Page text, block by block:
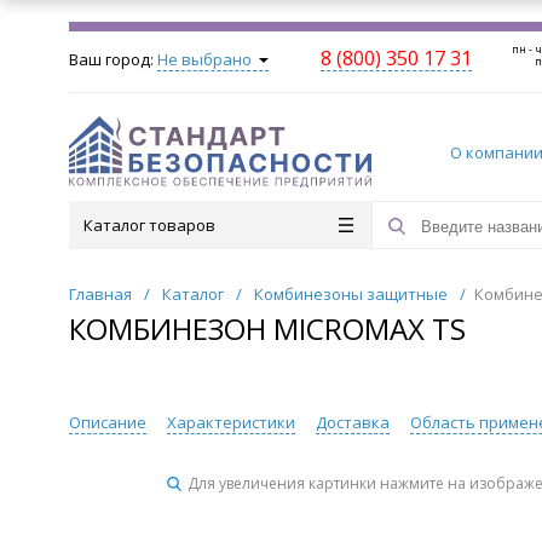
Ваш город: Не выбрано 8 (800) 350 17 31 пн -
О компании
Каталог товаров
Главная / Каталог / Комбинезоны защитные /
КОМБИНЕЗОН MICROMAX TS
Описание Характеристики Доставка Область
Для увеличения картинки нажмите на